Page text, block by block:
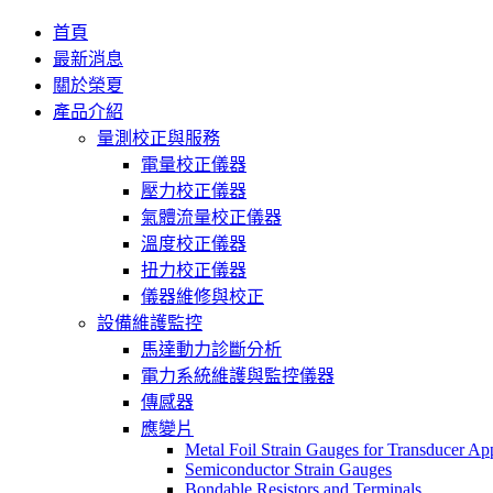
首頁
最新消息
關於榮夏
產品介紹
量測校正與服務
電量校正儀器
壓力校正儀器
氣體流量校正儀器
溫度校正儀器
扭力校正儀器
儀器維修與校正
設備維護監控
馬達動力診斷分析
電力系統維護與監控儀器
傳感器
應變片
Metal Foil Strain Gauges for Transducer
Semiconductor Strain Gauges
Bondable Resistors and Terminals